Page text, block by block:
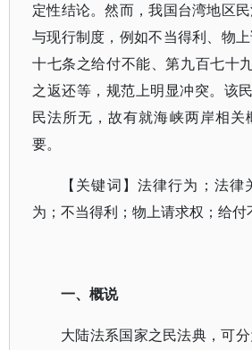
定性结论。然而，我国台湾地区
与现行制度，例如不当得利、物
十七条之给付不能、第九百七十
之返还等，规范上明显冲突。该
民法所无，故有就海峡两岸相关
要。
【关键词】法律行为；法
为；不当得利；物上请求权；给付
一、概说
大陆法系国家之民法典，可